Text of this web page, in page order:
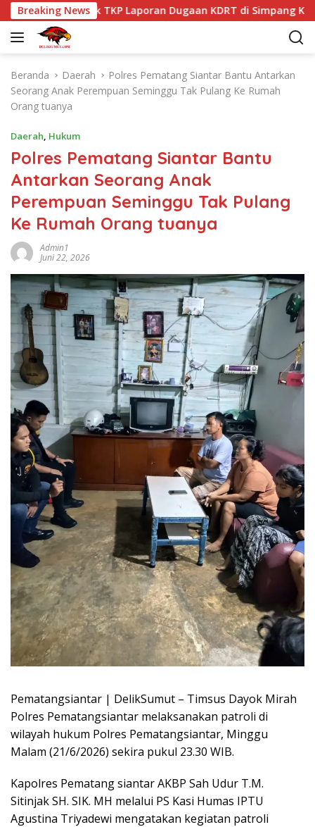
a
Breaking News
Cek TKP Laporan Dugaan KDRT di Simpang Kapuk
Beranda Daerah
Polres Pematang Siantar Bantu Antarkan
Seorang Anak Perempuan Seminggu Tak Pulang Ke Rumah
Orang tuanya
Daerah, Hukum
Polres Pematang Siantar Bantu
Antarkan Seorang Anak
Perempuan Seminggu Tak Pulang
Ke Rumah Orang tuanya
Admin1
Juni 22, 2026
Pematangsiantar | DelikSumut – Timsus Dayok Mirah
Polres Pematangsiantar melaksanakan patroli di
wilayah hukum Polres Pematangsiantar, Minggu
Malam (21/6/2026) sekira pukul 23.30 WIB.
Kapolres Pematang siantar AKBP Sah Udur T.M.
Sitinjak SH. SIK. MH melalui PS Kasi Humas IPTU
Agustina Triyadewi mengatakan kegiatan patroli